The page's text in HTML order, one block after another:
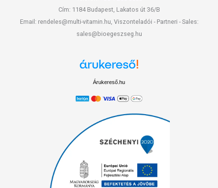
Cím: 1184 Budapest, Lakatos út 36/B
Email: rendeles@multi-vitamin.hu, Viszonteladói - Partneri - Sales:
sales@bioegeszseg.hu
Árukereső.hu